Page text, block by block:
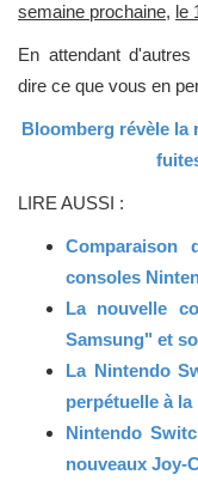
semaine prochaine, le
En attendant
dire ce que vous en
Bloomberg révèle la
LIRE AUSSI :
Comparaison
consoles
La nouvelle
Samsung" et
La Nintendo
perpétuelle à
Nintendo
nouveaux Joy-